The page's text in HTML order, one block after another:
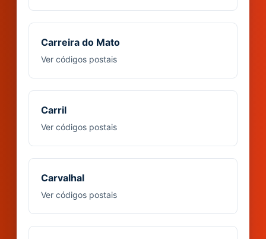
Carreira do Mato
Ver códigos postais
Carril
Ver códigos postais
Carvalhal
Ver códigos postais